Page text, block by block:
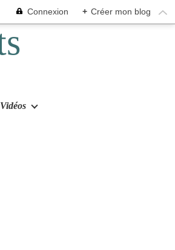
Connexion + Créer mon blog
Vidéos